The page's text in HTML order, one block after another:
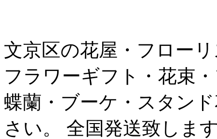
文京区の花屋・フロー
フラワーギフト・花束
蝶蘭・ブーケ・スタン
さい。 全国発送致しま